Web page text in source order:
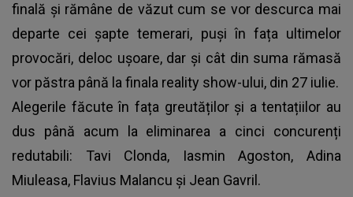
finală și rămâne de văzut cum se vor descurca mai
departe cei șapte temerari, puși în fața ultimelor
provocări, deloc ușoare, dar și cât din suma rămasă
vor păstra până la finala reality show-ului, din 27 iulie.
Alegerile făcute în fața greutăților și a tentațiilor au
dus până acum la eliminarea a cinci concurenți
redutabili: Tavi Clonda, Iasmin Agoston, Adina
Miuleasa, Flavius Malancu și Jean Gavril.